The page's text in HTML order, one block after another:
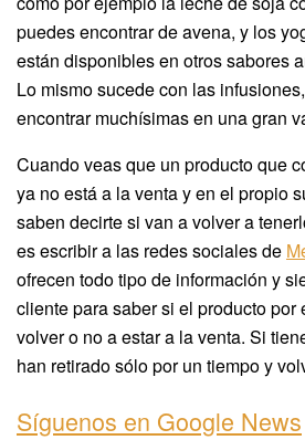
puedes encontrar de avena, y los
están disponibles en otros sabores
Lo mismo sucede con las
encontrar muchísimas en una gran
Cuando veas que un producto que
ya no está a la venta y en el propio
saben decirte si van a volver a
es escribir a las redes sociales de
ofrecen todo tipo de información y
cliente para saber si el producto por
volver o no a estar a la venta. Si
han retirado sólo por un tiempo y
Síguenos en Google News